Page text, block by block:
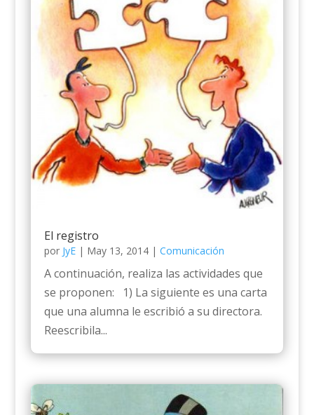
El registro
por JyE| May 13, 2014| Comunicación
A continuación, realiza las actividades que
se proponen: 1) La siguiente es una carta
que una alumna le escribió a su directora.
Reescribila...